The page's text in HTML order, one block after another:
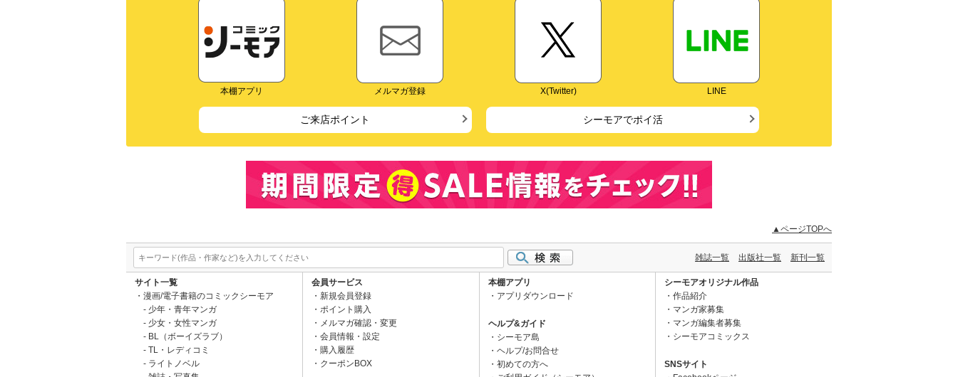
本棚アプリ メルマガ登録 X(Twitter) LINE
ご来店ポイント シーモアでポイ活
▲ページTOPへ
雑誌一覧 出版社一覧 新刊一覧
サイト一覧
漫画/電子書籍のコミックシーモア
少年・青年マンガ
少女・女性マンガ
BL（ボーイズラブ）
TL・レディコミ
ライトノベル
会員サービス
新規会員登録
ポイント購入
メルマガ確認・変更
会員情報・設定
購入履歴
クーポンBOX
本棚アプリ
アプリダウンロード
ヘルプ&ガイド
シーモア島
ヘルプ/お問合せ
初めての方へ
シーモアオリジナル作品
作品紹介
マンガ家募集
マンガ編集者募集
シーモアコミックス
SNSサイト